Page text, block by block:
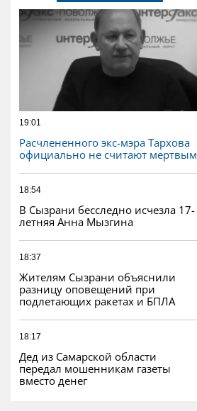
19:01
Расчлененного экс-мэра Тархова
официально не считают мертвым
18:54
В Сызрани бесследно исчезла 17-
летняя Анна Мызгина
18:37
Жителям Сызрани объяснили
разницу оповещений при
подлетающих ракетах и БПЛА
18:17
Дед из Самарской области
передал мошенникам газеты
вместо денег